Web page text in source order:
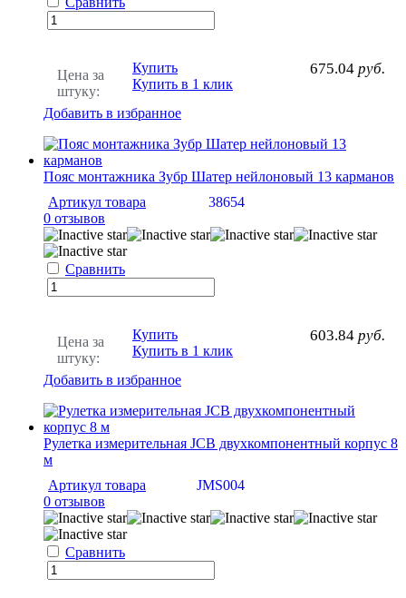
Цена за
штуку:
675.04 руб.
Купить
Купить в 1 клик
Добавить в избранное
Пояс монтажника Зубр Шатер нейлоновый 13 карманов
Артикул товара
38654
0 отзывов
Сравнить
Цена за
штуку:
603.84 руб.
Купить
Купить в 1 клик
Добавить в избранное
Рулетка измерительная JCB двухкомпонентный корпус 8
м
Артикул товара
JMS004
0 отзывов
Сравнить